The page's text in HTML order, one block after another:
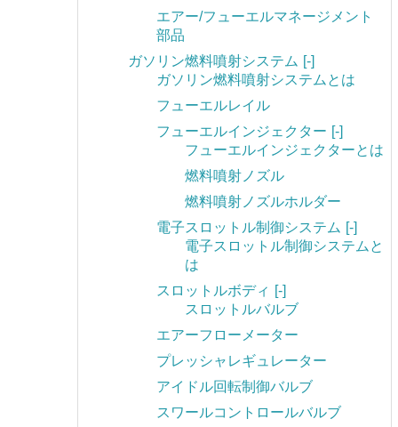
エアー/フューエルマネージメント
部品
ガソリン燃料噴射システム [-]
ガソリン燃料噴射システムとは
フューエルレイル
フューエルインジェクター [-]
フューエルインジェクターとは
燃料噴射ノズル
燃料噴射ノズルホルダー
電子スロットル制御システム [-]
電子スロットル制御システムと
は
スロットルボディ [-]
スロットルバルブ
エアーフローメーター
プレッシャレギュレーター
アイドル回転制御バルブ
スワールコントロールバルブ